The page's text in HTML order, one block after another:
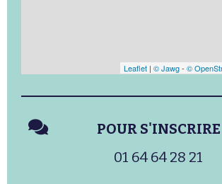
Leaflet | © Jawg- ©
POUR S'INSCRIRE
01 64 64 28 21